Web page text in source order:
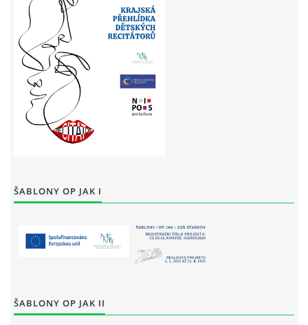
ŠABLONY OP JAK I
ŠABLONY OP JAK II